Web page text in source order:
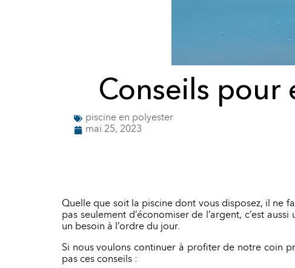
Conseils pour
piscine en polyester
mai 25, 2023
Quelle que soit la piscine dont vous disposez, il ne
pas seulement d’économiser de l’argent, c’est
un besoin à l’ordre du jour.
Si nous voulons continuer à profiter de notre coin
pas ces conseils :